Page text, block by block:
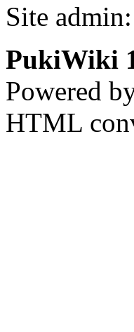
Site admin:
PukiWiki
Powered
HTML